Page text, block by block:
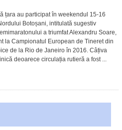
țara au participat în weekendul 15-16
Botoșani, intitulată sugestiv
a triumfat Alexandru Soare,
la Campionatul European de Tineret din
de la Rio de Janeiro în 2016. Câțiva
deoarece circulația rutieră a fost ...